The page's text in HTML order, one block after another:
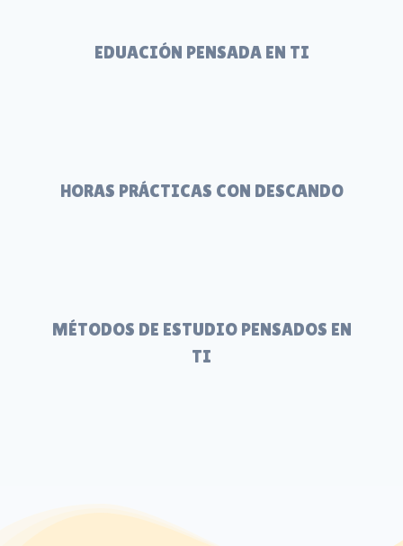
EDUACIÓN PENSADA EN TI
HORAS PRÁCTICAS CON DESCANDO
MÉTODOS DE ESTUDIO PENSADOS EN
TI